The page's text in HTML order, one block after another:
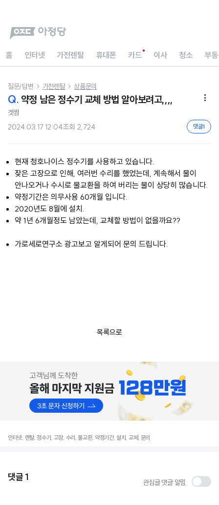
홈 인터넷 가전렌탈 휴대폰 카드 이사 청소 부
질문/답변  가전렌탈  상품문의
Q. 약정 남은 정수기 교체 방법 알아보려고,,,, 
겟썸
2024.03.17 12:04조회 2,724 댓글1
현재 청호나이스 정수기를 사용하고 있습니다.
잦은 고장으로 인해, 여러번 수리를 했었는데, 계속해서 물이
안나오거나 수시로 물교환을 하여 버리는 물이 상당히 많습니다.
약정기간은 의무사용 60개월 입니다.
2020년도 8월에 설치.
약 1년 6개월정도 남았는데, 교체할 방법이 없을까요??
가로세로연구소 광고보고 알게되어 문의 드립니다.
목록으로
인터넷, 렌탈, 정수기, 고장, 수리, 물교환, 약정기간, 설치, 교체, 문의
댓글 1 관심글 댓글 알림